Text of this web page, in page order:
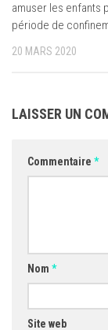
amuser les enfants
période de
20 MARS 2020
LAISSER UN
Commentaire *
Nom *
Site web